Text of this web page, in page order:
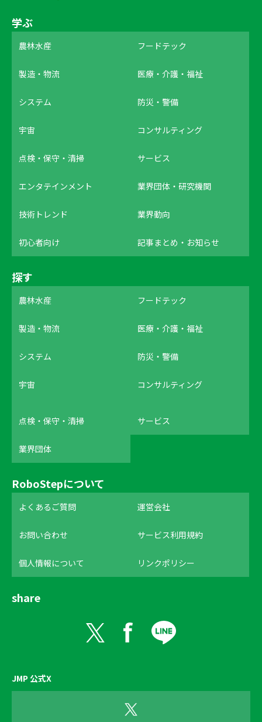
学ぶ
農林水産 フードテック
製造・物流 医療・介護・福祉
システム 防災・警備
宇宙 コンサルティング
点検・保守・清掃 サービス
エンタテインメント 業界団体・研究機関
技術トレンド 業界動向
初心者向け 記事まとめ・お知らせ
探す
農林水産 フードテック
製造・物流 医療・介護・福祉
システム 防災・警備
宇宙 コンサルティング
点検・保守・清掃 サービス
業界団体
RoboStepについて
よくあるご質問 運営会社
お問い合わせ サービス利用規約
個人情報について リンクポリシー
share
JMP 公式X